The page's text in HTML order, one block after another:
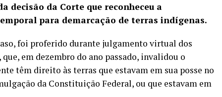
decisão da Corte que reconheceu a
para demarcação de terras indígenas.
foi proferido durante julgamento virtual dos
em dezembro do ano passado, invalidou o
têm direito às terras que estavam em sua posse no
da Constituição Federal, ou que estavam em